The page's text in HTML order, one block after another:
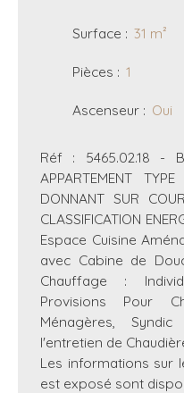
Surface : 31 m²
Pièces : 1
Ascenseur : Oui
Réf : 5465.02.18 -
APPARTEMENT
DONNANT SUR
CLASSIFICATION
Espace Cuisine
avec Cabine de
Chauffage :
Provisions Pour
Ménagères,
l'entretien de
Les informations sur
est exposé sont